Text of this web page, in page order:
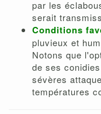
par les
serait
Conditions
pluvieux et
Notons que
de ses
sévères
températures